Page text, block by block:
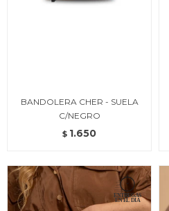
BANDOLERA CHER - SUELA
C/NEGRO
$ 1.650